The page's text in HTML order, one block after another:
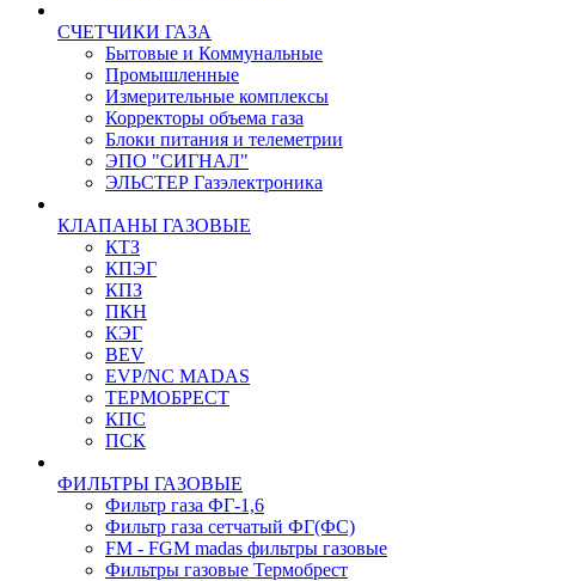
СЧЕТЧИКИ ГАЗА
Бытовые и Коммунальные
Промышленные
Измерительные комплексы
Корректоры объема газа
Блоки питания и телеметрии
ЭПО "СИГНАЛ"
ЭЛЬСТЕР Газэлектроника
КЛАПАНЫ ГАЗОВЫЕ
КТЗ
КПЭГ
КПЗ
ПКН
КЭГ
BEV
EVP/NC MADAS
ТЕРМОБРЕСТ
КПС
ПСК
ФИЛЬТРЫ ГАЗОВЫЕ
Фильтр газа ФГ-1,6
Фильтр газа сетчатый ФГ(ФС)
FM - FGM madas фильтры газовые
Фильтры газовые Термобрест